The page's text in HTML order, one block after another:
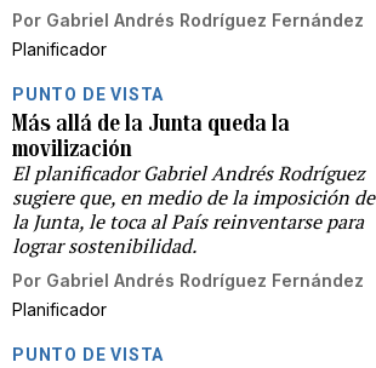
Por Gabriel Andrés Rodríguez Fernández
Planificador
PUNTO DE VISTA
Más allá de la Junta queda la
movilización
El planificador Gabriel Andrés Rodríguez
sugiere que, en medio de la imposición de
la Junta, le toca al País reinventarse para
lograr sostenibilidad.
Por Gabriel Andrés Rodríguez Fernández
Planificador
PUNTO DE VISTA